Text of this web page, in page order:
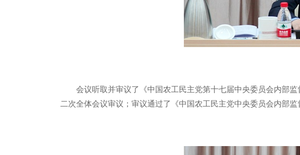
会议听取并审议了《中国农工民主党第十七届中央委员会内部
二次全体会议审议；审议通过了《中国农工民主党中央委员会内部监